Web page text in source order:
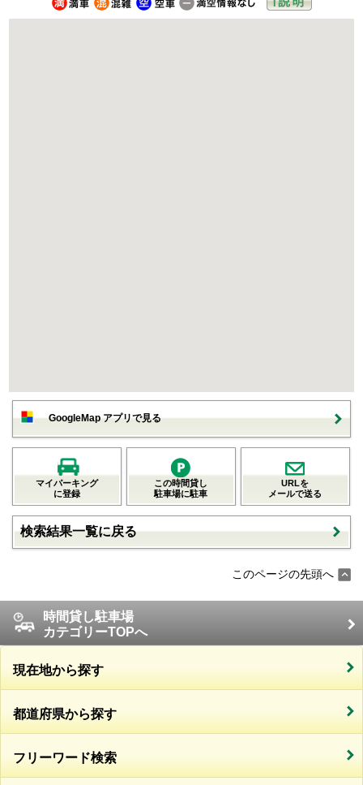
GoogleMap アプリで見る
マイパーキング
に登録
この時間貸し
駐車場に駐車
URLを
メールで送る
検索結果一覧に戻る
このページの先頭へ
時間貸し駐車場
カテゴリーTOPへ
現在地から探す
都道府県から探す
フリーワード検索